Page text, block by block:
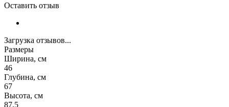
Оставить отзыв
Загрузка отзывов...
Размеры
Ширина, см
46
Глубина, см
67
Высота, см
87.5